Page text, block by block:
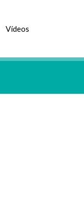
Vídeos